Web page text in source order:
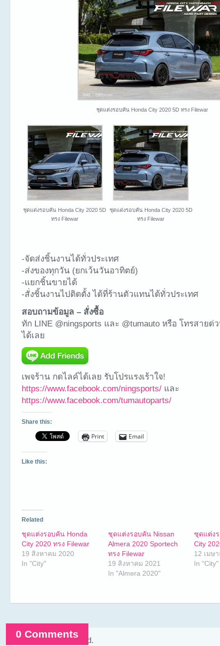
ชุดแต่งรอบคัน Honda City 2020 5D ทรง Filewar
ชุดแต่งรอบคัน Honda City 2020 5D
ทรง Filewar
ชุดแต่งรอบคัน Honda City 2020 5D
ทรง Filewar
-จัดส่งชิ้นงานได้ทั่วประเทศ
-ส่งของทุกวัน (ยกเว้นวันอาทิตย์)
-แยกชิ้นขายได้
-สั่งชิ้นงานไปติดตั้ง ได้ที่ร้านตัวแทนได้ทั่วประเทศ
สอบถามข้อมูล – สั่งซื้อ
ทัก LINE @ningsports และ @tumauto หรือ โทรสายด่
ได้เลย
เพจร้าน กดไลค์ได้เลย รับโปรแรงเร้าใจ!
https://www.facebook.com/ningsports/ และ
https://www.facebook.com/tumautoparts/
Share this:
Print Email
Like this:
Related
ชุดแต่งรอบคัน Honda
City 2020 ทรง Filewar
19 สิงหาคม 2020
In "City"
ชุดแต่งรอบคัน Nissan
Almera 2020 Sportech
ทรง Filewar
19 สิงหาคม 2021
In "Almera 2020"
ชุดแต่ง
City
12 เมษ
In "City"
0 Comments
Comments are closed.